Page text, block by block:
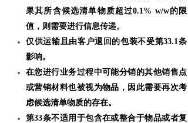
果其所含候选清单物质超过0.1% w/w的限
值，则需要进行信息传递。
仅供运输且由客户退回的包装不受第33.1 条
影响。
在您进行业务过程中可能分销的其他销售点
或营销材料也被视为物品，因此需要再次考
虑候选清单物质的存在。
第33条不适用 于包含在或整合于物品或者复